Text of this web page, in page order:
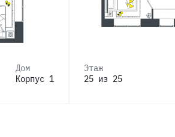
Дом
Корпус 1
Этаж
25 из 25